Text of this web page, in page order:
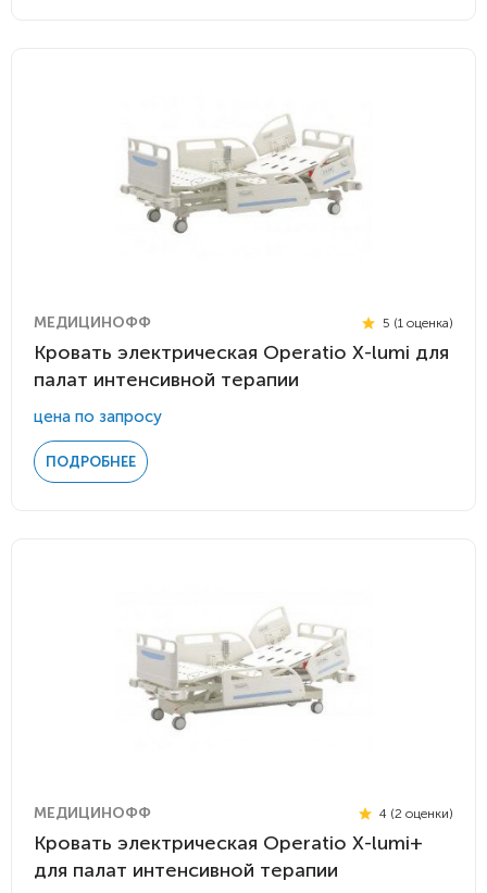
МЕДИЦИНОФФ 5 (1 оценка)
Кровать электрическая Operatio Х-lumi для
палат интенсивной терапии
цена по запросу
ПОДРОБНЕЕ
МЕДИЦИНОФФ 4 (2 оценки)
Кровать электрическая Operatio Х-lumi+
для палат интенсивной терапии